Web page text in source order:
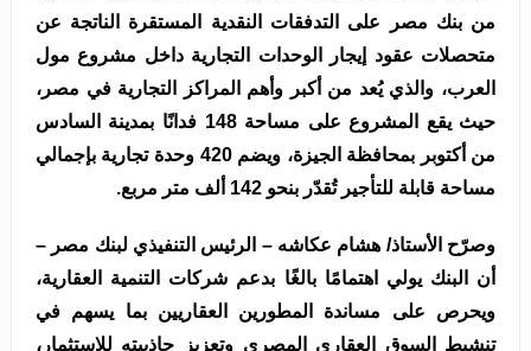
من بنك مصر على التدفقات النقدية المستقرة الناتجة عن
متحصلات عقود إيجار الوحدات التجارية داخل مشروع مول
العرب، والذي يُعد من أكبر وأهم المراكز التجارية في مصر،
حيث يقع المشروع على مساحة 148 فدانًا بمدينة السادس
من أكتوبر بمحافظة الجيزة، ويضم 420 وحدة تجارية بإجمالي
مساحة قابلة للتأجير تُقدّر بنحو 142 ألف متر مربع.
وصرّح الأستاذ/ هشام عكاشه – الرئيس التنفيذي لبنك مصر –
أن البنك يولي اهتمامًا بالغًا بدعم شركات التنمية العقارية،
ويحرص على مساندة المطورين العقاريين بما يسهم في
تنشيط السوق العقاري المصري وتعزيز جاذبيته للاستثمار،